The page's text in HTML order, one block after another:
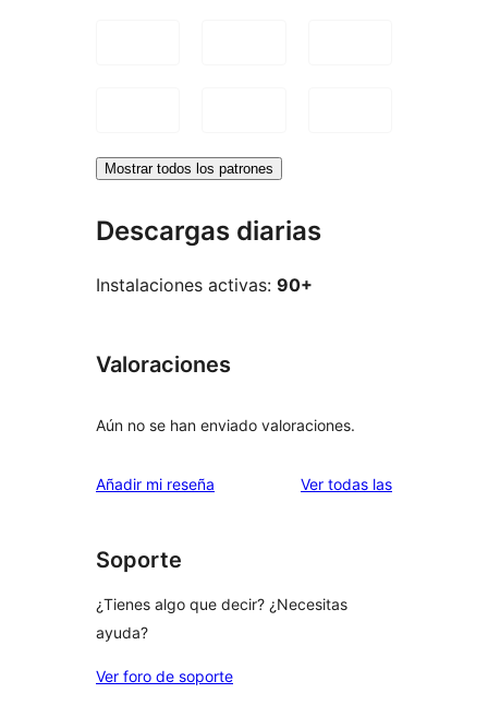
Mostrar todos los patrones
Descargas diarias
Instalaciones activas: 90+
Valoraciones
Aún no se han enviado valoraciones.
Añadir mi reseña Ver todas lasvaloraciones
Soporte
¿Tienes algo que decir? ¿Necesitas
ayuda?
Ver foro de soporte